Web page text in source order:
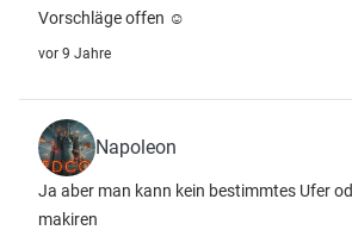
Vorschläge offen ☺
vor 9 Jahre
Napoleon
Ja aber man kann kein bestimmtes Ufer
makiren